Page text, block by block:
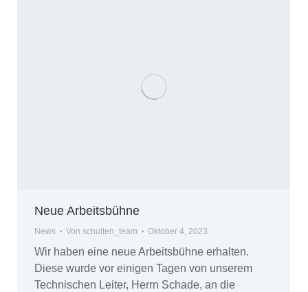
Neue Arbeitsbühne
News Von schulten_team Oktober 4, 2023
Wir haben eine neue Arbeitsbühne erhalten.
Diese wurde vor einigen Tagen von unserem
Technischen Leiter, Herrn Schade, an die